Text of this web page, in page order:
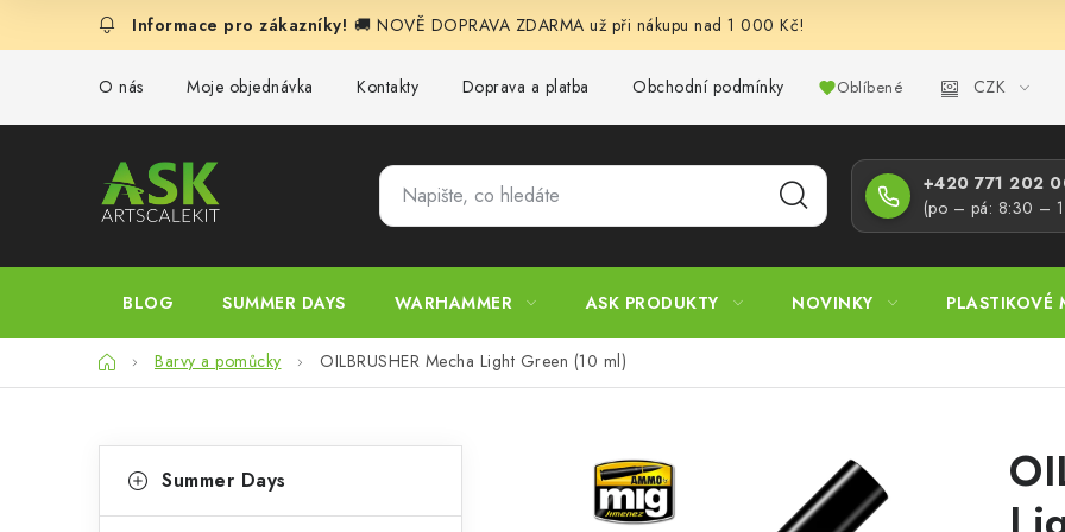
🚚 NOVĚ DOPRAVA ZDARMA už při nákupu nad 1 000 Kč!
O nás Moje objednávka Kontakty Doprava a platba Obchodní podmínky Podmínky ochrany osobních
Oblíbené CZK
+420 771 202
(po – pá: 8:30 –
BLOG SUMMER DAYS WARHAMMER ASK PRODUKTY NOVINKY PLASTIKOVÉ
DomůBarvy a pomůcky OILBRUSHER Mecha Light Green (10 ml)
okategorie
a
Summer Days